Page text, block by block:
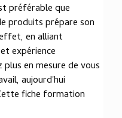
préférable que
produits prépare son
en alliant
expérience
en mesure de vous
aujourd'hui
fiche formation